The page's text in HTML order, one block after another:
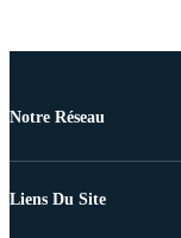
Notre Réseau
Liens Du Site